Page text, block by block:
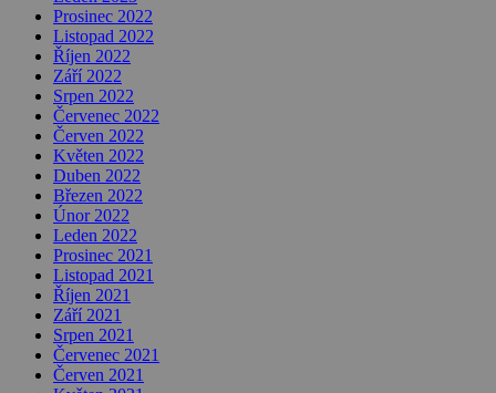
Prosinec 2022
Listopad 2022
Říjen 2022
Září 2022
Srpen 2022
Červenec 2022
Červen 2022
Květen 2022
Duben 2022
Březen 2022
Únor 2022
Leden 2022
Prosinec 2021
Listopad 2021
Říjen 2021
Září 2021
Srpen 2021
Červenec 2021
Červen 2021